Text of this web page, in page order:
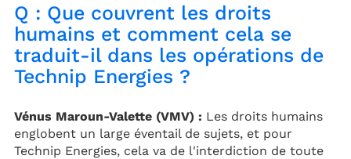
Q : Que couvrent les droits
humains et comment cela se
traduit-il dans les opérations de
Technip Energies ?
Vénus Maroun-Valette (VMV) : Les droits humains
englobent un large éventail de sujets, et pour
Technip Energies, cela va de l'interdiction de toute